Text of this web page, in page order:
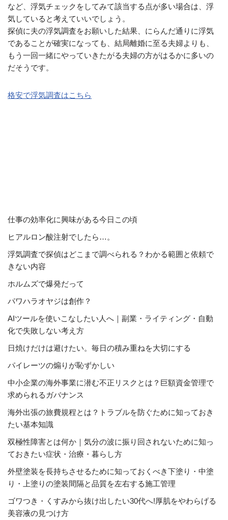
など、浮気チェックをしてみて該当する点が多い場合は、浮
気していると考えていいでしょう。
探偵に夫の浮気調査をお願いした結果、にらんだ通りに浮気
であることが確実になっても、結局離婚に至る夫婦よりも、
もう一回一緒にやっていきたがる夫婦の方がはるかに多いの
だそうです。
格安で浮気調査はこちら
仕事の効率化に興味がある今日この頃
ヒアルロン酸注射でしたら…。
浮気調査で探偵はどこまで調べられる？わかる範囲と依頼で
きない内容
ホルムズで爆発だって
パワハラオヤジは創作？
AIツールを使いこなしたい人へ｜副業・ライティング・自動
化で失敗しない考え方
日焼けだけは避けたい。毎日の積み重ねを大切にする
パイレーツの煽りが恥ずかしい
中小企業の海外事業に潜む不正リスクとは？巨額資金管理で
求められるガバナンス
海外出張の旅費規程とは？トラブルを防ぐために知っておき
たい基本知識
双極性障害とは何か｜気分の波に振り回されないために知っ
ておきたい症状・治療・暮らし方
外壁塗装を長持ちさせるために知っておくべき下塗り・中塗
り・上塗りの塗装間隔と品質を左右する施工管理
ゴワつき・くすみから抜け出したい30代へ!厚肌をやわらげる
美容液の見つけ方